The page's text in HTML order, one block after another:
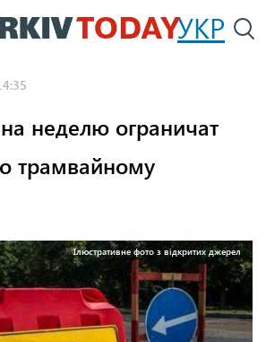
Перейти
к
УКР
неделю ограничат
трамвайному
Ілюстративне фото з відкритих джерел